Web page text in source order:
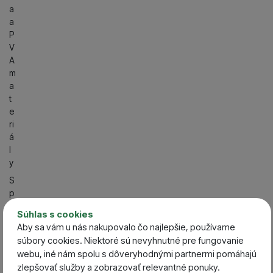
Súhlas s cookies
Aby sa vám u nás nakupovalo čo najlepšie, používame
súbory cookies. Niektoré sú nevyhnutné pre fungovanie
webu, iné nám spolu s dôveryhodnými partnermi pomáhajú
zlepšovať služby a zobrazovať relevantné ponuky.
a
a
P
V
A
m
a
t
e
ri
á
l
y
S
p